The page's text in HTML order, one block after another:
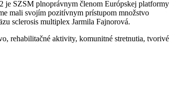
je SZSM plnoprávnym členom Európskej platformy
mali svojím pozitívnym prístupom množstvo
sclerosis multiplex Jarmila Fajnorová.
rehabilitačné aktivity, komunitné stretnutia, tvorivé